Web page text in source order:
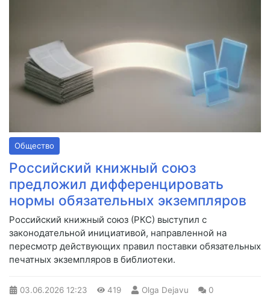
Общество
Российский книжный союз
предложил дифференцировать
нормы обязательных экземпляров
Российский книжный союз (РКС) выступил с
законодательной инициативой, направленной на
пересмотр действующих правил поставки обязательных
печатных экземпляров в библиотеки.
03.06.2026 12:23 419 Olga Dejavu 0